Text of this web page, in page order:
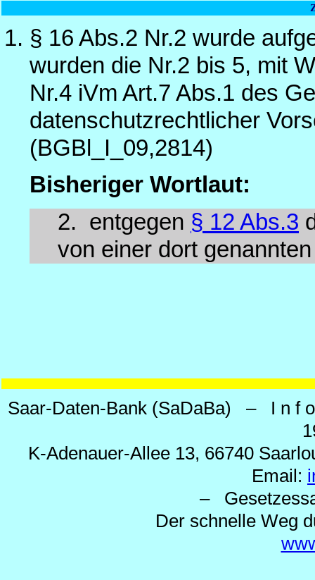
§ 16 Abs.2 Nr.2 wurde
wurden die Nr.2 bis 5, mit
Nr.4 iVm Art.7 Abs.1 des
datenschutzrechtlicher
(BGBl_I_09,2814)
Bisheriger Wortlaut:
2. entgegen § 12 Abs.3
von einer dort
Saar-Daten-Bank (SaDaBa) – I n
K-Adenauer-Allee 13, 66740
Email:
–
Der schnelle Weg